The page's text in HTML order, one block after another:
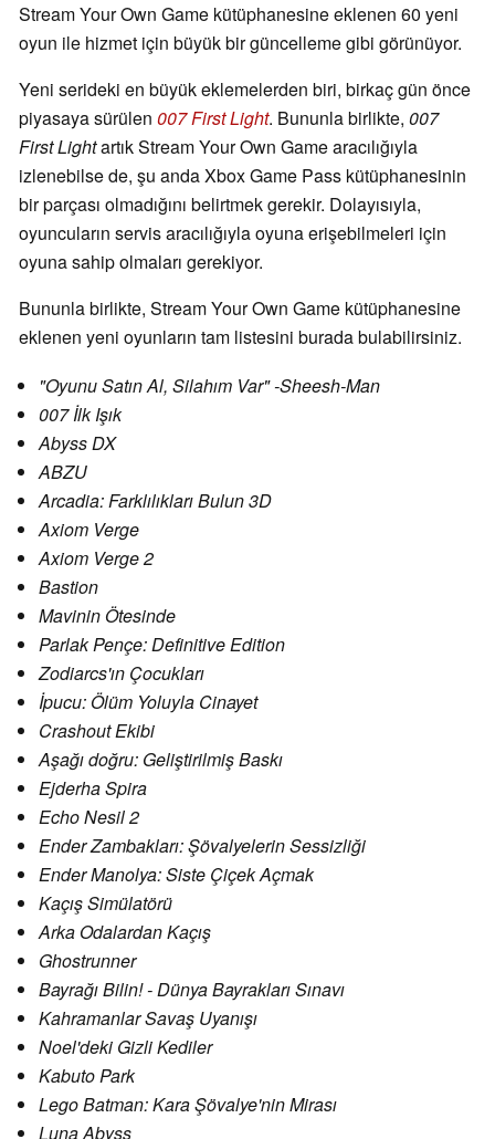
Stream Your Own Game kütüphanesine eklenen 60 yeni
oyun ile hizmet için büyük bir güncelleme gibi görünüyor.
Yeni serideki en büyük eklemelerden biri, birkaç gün önce
piyasaya sürülen 007 First Light. Bununla birlikte, 007
First Lightartık Stream Your Own Game aracılığıyla
izlenebilse de, şu anda Xbox Game Pass kütüphanesinin
bir parçası olmadığını belirtmek gerekir. Dolayısıyla,
oyuncuların servis aracılığıyla oyuna erişebilmeleri için
oyuna sahip olmaları gerekiyor.
Bununla birlikte, Stream Your Own Game kütüphanesine
eklenen yeni oyunların tam listesini burada bulabilirsiniz.
"Oyunu Satın Al, Silahım Var" -Sheesh-Man
007 İlk Işık
Abyss DX
ABZU
Arcadia: Farklılıkları Bulun 3D
Axiom Verge
Axiom Verge 2
Bastion
Mavinin Ötesinde
Parlak Pençe: Definitive Edition
Zodiarcs'ın Çocukları
İpucu: Ölüm Yoluyla Cinayet
Crashout Ekibi
Aşağı doğru: Geliştirilmiş Baskı
Ejderha Spira
Echo Nesil 2
Ender Zambakları: Şövalyelerin Sessizliği
Ender Manolya: Siste Çiçek Açmak
Kaçış Simülatörü
Arka Odalardan Kaçış
Ghostrunner
Bayrağı Bilin! - Dünya Bayrakları Sınavı
Kahramanlar Savaş Uyanışı
Noel'deki Gizli Kediler
Kabuto Park
Lego Batman: Kara Şövalye'nin Mirası
Luna Abyss